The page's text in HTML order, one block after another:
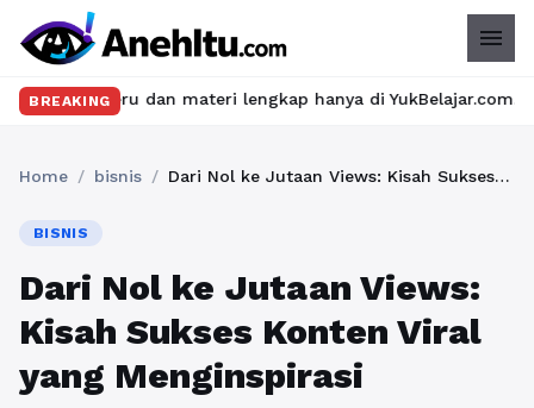
menu
BREAKING
dan materi lengkap hanya di YukBelajar.com. Mulai
Home / bisnis / Dari Nol ke Jutaan Views: Kisah Sukses Konten Viral yang Menginspirasi
BISNIS
Dari Nol ke Jutaan Views:
Kisah Sukses Konten Viral
yang Menginspirasi